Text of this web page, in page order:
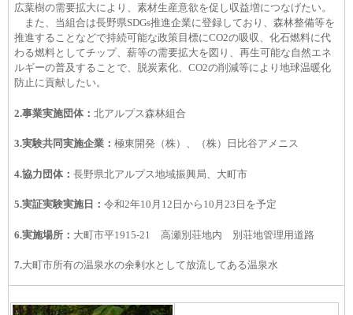
広葉樹の需要拡大により、素材生産意欲を促し収益増につなげたい。
また、当組合は長野県SDGs推進企業に登録しており、森林整備等を
推進することなどで持続可能な政策目標にCO2の吸収、化石燃料に代
わる燃料としてチップ、薪等の需要拡大を図り、再生可能な自然エネ
ルギーの普及することで、脱炭素化、CO2の削減等により地球温暖化
防止に貢献したい。
2.事業実施団体： 北アルプス森林組合
3.実験共同実施企業： 極東開発（株）、（株）日比谷アメニス
4.協力団体： 長野県北アルプス地域振興局、大町市
5.実証実験実施日： 令和2年10月12日から10月23日を予定
6.実施場所： 大町市平1915-21 高瀬別荘地内 別荘地管理用道路
7.大町市所有の温泉水の余剰水として放流してある温泉水